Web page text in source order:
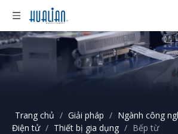
Trang chủ / Giải pháp / Ngành công
Điện tử / Thiết bị gia dụng / Bếp từ